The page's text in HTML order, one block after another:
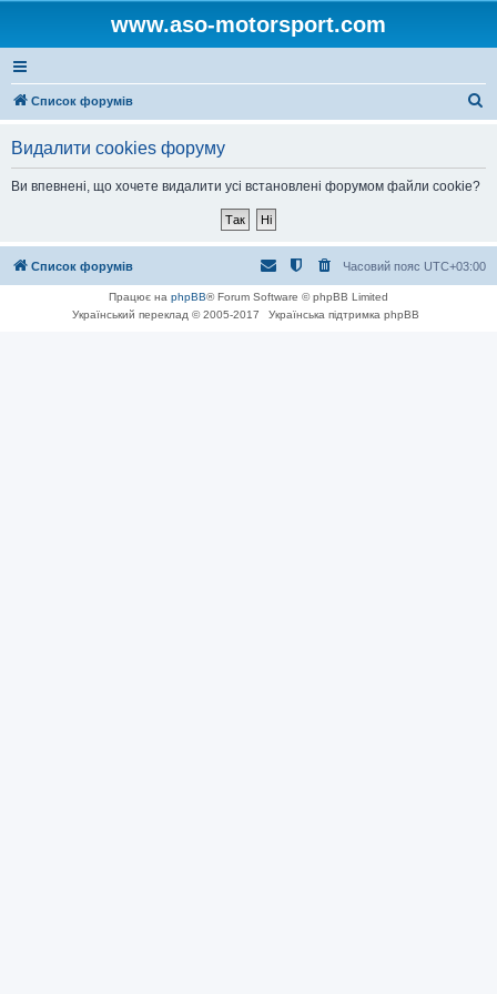
www.aso-motorsport.com
Список форумів
Видалити cookies форуму
Ви впевнені, що хочете видалити усі встановлені форумом файли cookie?
Список форумів Часовий пояс UTC+03:00
Працює на phpBB® Forum Software © phpBB Limited
Український переклад © 2005-2017
Українська підтримка phpBB